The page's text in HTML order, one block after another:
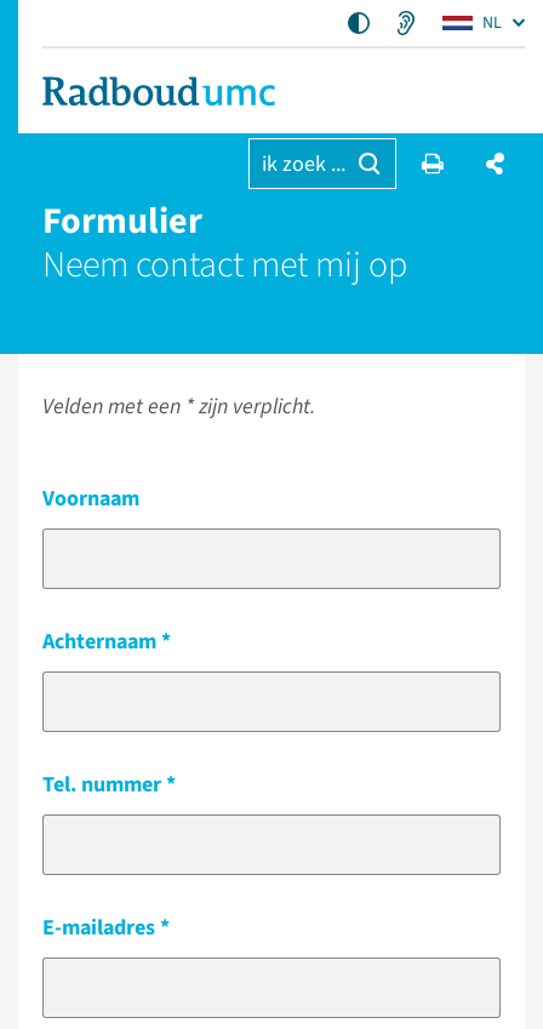
NL
ik zoek ...
Formulier
Neem contact met mij op
Velden met een * zijn verplicht.
Voornaam
Achternaam
Tel. nummer
E-mailadres